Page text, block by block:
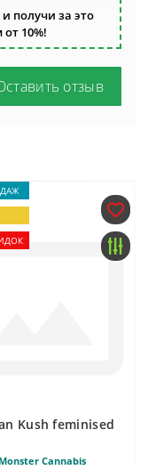
получи за это
10%!
отзыв
Kush feminised
Monster Cannabis